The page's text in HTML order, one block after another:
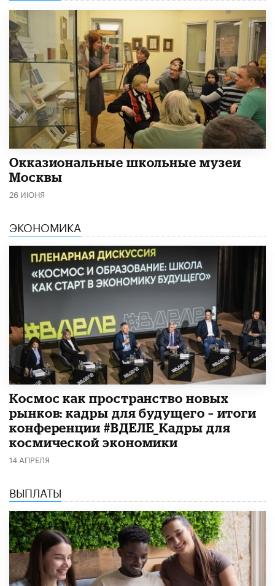
​Окказиональные школьные музеи
Москвы
26 ИЮНЯ
ЭКОНОМИКА
Космос как пространство новых
рынков: кадры для будущего – итоги
конференции #ВДЕЛЕ_Кадры для
космической экономики
14 АПРЕЛЯ
ВЫПЛАТЫ